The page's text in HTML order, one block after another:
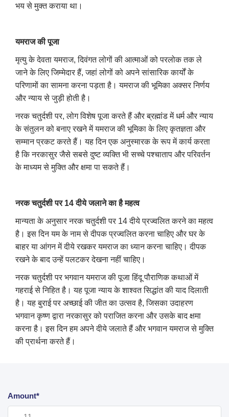
भय से मुक्त कराया था।
यमराज की पूजा
मृत्यु के देवता यमराज, दिवंगत लोगों की आत्माओं को परलोक तक ले
जाने के लिए जिम्मेदार हैं, जहां लोगों को अपने सांसारिक कार्यों के
परिणामों का सामना करना पड़ता है। यमराज की भूमिका अक्सर निर्णय
और न्याय से जुड़ी होती है।
नरक चतुर्दशी पर, लोग विशेष पूजा करते हैं और ब्रह्मांड में धर्म और न्याय
के संतुलन को बनाए रखने में यमराज की भूमिका के लिए कृतज्ञता और
सम्मान प्रकट करते हैं। यह दिन एक अनुस्मारक के रूप में कार्य करता
है कि नरकासुर जैसे सबसे दुष्ट व्यक्ति भी सच्चे पश्चाताप और परिवर्तन
के माध्यम से मुक्ति और क्षमा पा सकते हैं।
नरक चतुर्दशी पर 14 दीये जलाने का है महत्व
मान्यता के अनुसार नरक चतुर्दशी पर 14 दीये प्रज्वलित करने का महत्व
है। इस दिन यम के नाम से दीपक प्रज्वलित करना चाहिए और घर के
बाहर या आंगन में दीये रखकर यमराज का ध्यान करना चाहिए। दीपक
रखने के बाद उन्हें पलटकर देखना नहीं चाहिए।
नरक चतुर्दशी पर भगवान यमराज की पूजा हिंदू पौराणिक कथाओं में
गहराई से निहित है। यह पूजा न्याय के शाश्वत सिद्धांत की याद दिलाती
है। यह बुराई पर अच्छाई की जीत का उत्सव है, जिसका उदाहरण
भगवान कृष्ण द्वारा नरकासुर को पराजित करना और उसके बाद क्षमा
करना है। इस दिन हम अपने दीये जलाते हैं और भगवान यमराज से मुक्ति
की प्रार्थना करते हैं।
Amount*